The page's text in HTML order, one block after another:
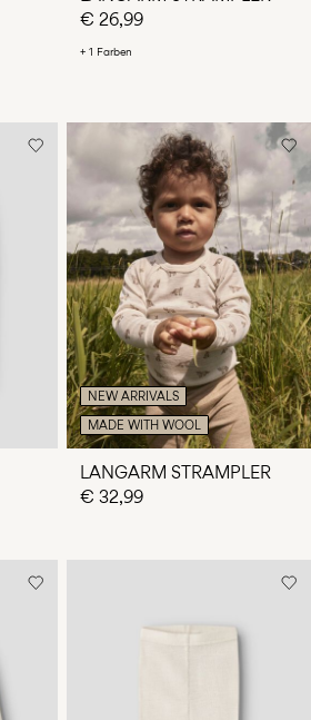
€ 26,99
+ 1 Farben
NEW ARRIVALS
MADE WITH WOOL
LANGARM STRAMPLER
€ 32,99